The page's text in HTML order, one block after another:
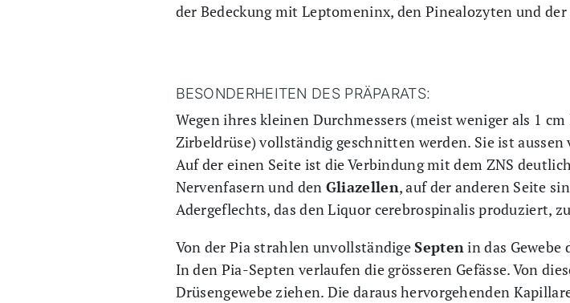
der Bedeckung mit Leptomeninx, den Pinealozyten und
BESONDERHEITEN DES PRÄPARATS:
Wegen ihres kleinen Durchmessers (meist weniger als 1
Zirbeldrüse) vollständig geschnitten werden. Sie ist aussen
Auf der einen Seite ist die Verbindung mit dem ZNS
Nervenfasern und den Gliazellen, auf der anderen Seite
Adergeflechts, das den Liquor cerebrospinalis produziert,
Von der Pia strahlen unvollständigeSepten in das Gewebe
In den Pia-Septen verlaufen die grösseren Gefässe. Von
Drüsengewebe ziehen. Die daraus hervorgehenden